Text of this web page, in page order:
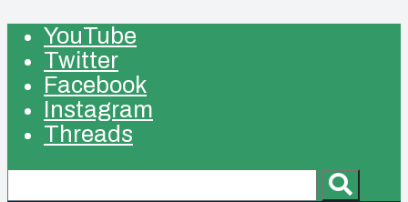
YouTube
Twitter
Facebook
Instagram
Threads